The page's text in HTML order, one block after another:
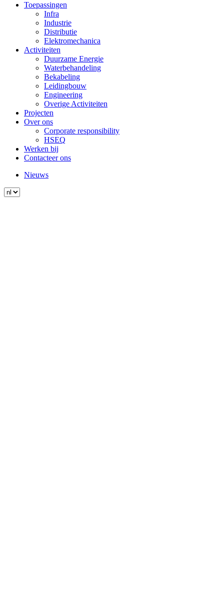
Toepassingen
Infra
Industrie
Distributie
Elektromechanica
Activiteiten
Duurzame Energie
Waterbehandeling
Bekabeling
Leidingbouw
Engineering
Overige Activiteiten
Projecten
Over ons
Corporate responsibility
HSEQ
Werken bij
Contacteer ons
Nieuws